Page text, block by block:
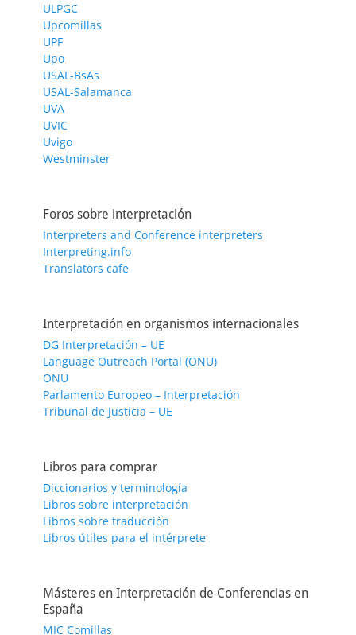
ULPGC
Upcomillas
UPF
Upo
USAL-BsAs
USAL-Salamanca
UVA
UVIC
Uvigo
Westminster
Foros sobre interpretación
Interpreters and Conference interpreters
Interpreting.info
Translators cafe
Interpretación en organismos internacionales
DG Interpretación – UE
Language Outreach Portal (ONU)
ONU
Parlamento Europeo – Interpretación
Tribunal de Justicia – UE
Libros para comprar
Diccionarios y terminología
Libros sobre interpretación
Libros sobre traducción
Libros útiles para el intérprete
Másteres en Interpretación de Conferencias en
España
MIC Comillas